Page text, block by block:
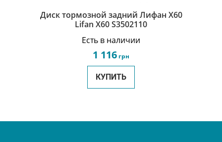
Диск тормозной задний Лифан Х60
Lifan X60 S3502110
Есть в наличии
1 116 грн
КУПИТЬ